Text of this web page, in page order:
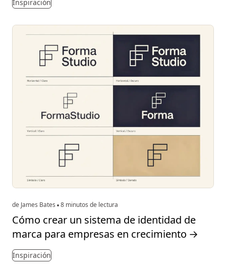
Inspiración
de James Bates 8 minutos de lectura
Cómo crear un sistema de identidad de
marca para empresas en crecimiento →
Inspiración